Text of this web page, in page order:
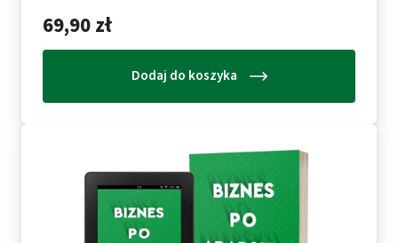
69,90 zł
Dodaj do koszyka